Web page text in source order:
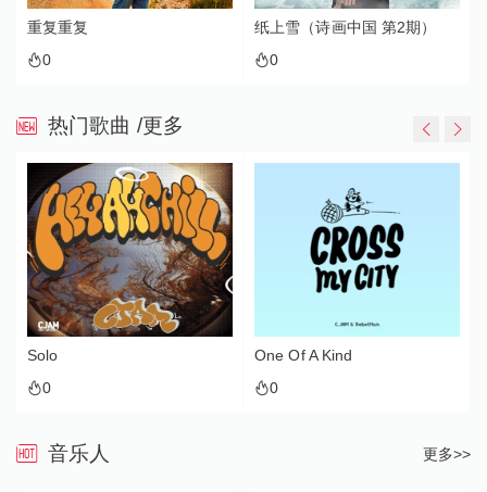
重复重复
0
纸上雪（诗画中国 第2期）
0
热门歌曲 /更多
Solo
0
One Of A Kind
0
音乐人 更多>>